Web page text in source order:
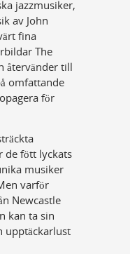
jazzmusiker,
av John
fina
The
återvänder till
omfattande
för
de fött lyckats
musiker
varför
Newcastle
kan ta sin
upptäckarlust